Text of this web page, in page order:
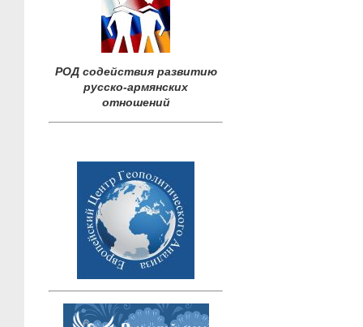
РОД содействия развитию
русско-армянских
отношений